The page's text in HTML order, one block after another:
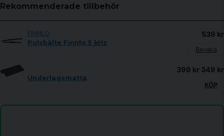
Butiken svarade
Displayen visar inte watt.
name
Namn
Rekommenderade tillbehör
FINNLO
Pulsbälte Finnlo 5 kHz
539 kr
Bevaka
Underlagsmatta
399 kr 349 kr
KÖP